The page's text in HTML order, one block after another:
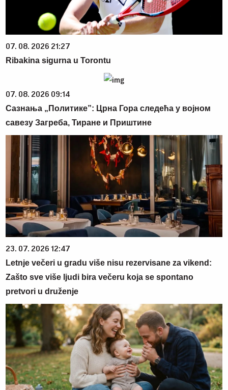
07. 08. 2026 21:27
Ribakina sigurna u Torontu
07. 08. 2026 09:14
Сазнања „Политике”: Црна Гора следећа у војном
савезу Загреба, Тиране и Приштине
23. 07. 2026 12:47
Letnje večeri u gradu više nisu rezervisane za vikend:
Zašto sve više ljudi bira večeru koja se spontano
pretvori u druženje